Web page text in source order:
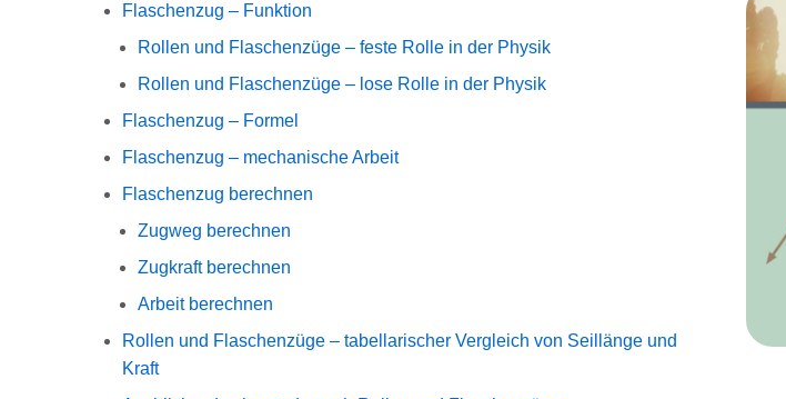
Flaschenzug – Funktion
Rollen und Flaschenzüge – feste Rolle in der Physik
Rollen und Flaschenzüge – lose Rolle in der Physik
Flaschenzug – Formel
Flaschenzug – mechanische Arbeit
Flaschenzug berechnen
Zugweg berechnen
Zugkraft berechnen
Arbeit berechnen
Rollen und Flaschenzüge – tabellarischer Vergleich von Seillänge und
Kraft